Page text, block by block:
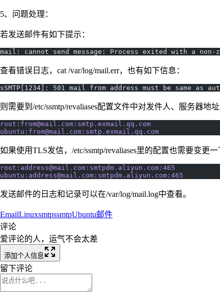
5、问题处理：
若发送邮件有如下提示：
mail: cannot send message: Process exited with a non-
查看错误日志，cat /var/log/mail.err，也有如下信息：
sSMTP[1234]: 501 mail from address must be same as
则需要到/etc/ssmtp/revaliases配置文件中对发件人、服务器地
root: from@mail.com :smtp.exmail.qq.com
ubuntu: from@mail.com :smtp.exmail.qq.com
如果使用TLS发信，/etc/ssmtp/revaliases里的配置也需要变更一
root: address@mail.com :smtpdm.aliyun.com:465
ubuntu: address@mail.com :smtpdm.aliyun.com:465
发送邮件的日志和记录可以在/var/log/mail.log中查看。
EmailLinuxsmtpssmtpUbuntu邮件
评论
爱评论的人，运气不会太差
添加个人信息
留下评论